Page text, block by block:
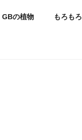
GBの植物 もろもろ